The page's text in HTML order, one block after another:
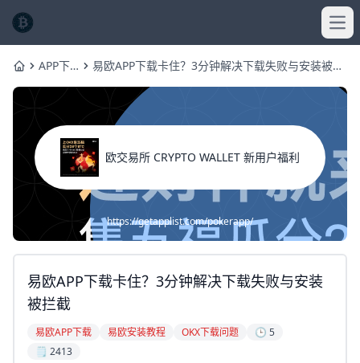
HomeAPP下
易欧APP下载卡住？3分钟解决下载失败与安装被拦
欧交易所 CRYPTO WALLET 新用户福利
https://getapplist.com/pokerapp/
易欧APP下载卡住？3分钟解决下载失败与安装
被拦截
易欧APP下载 易欧安装教程 OKX下载问题
🕒 5
🗒️ 2413